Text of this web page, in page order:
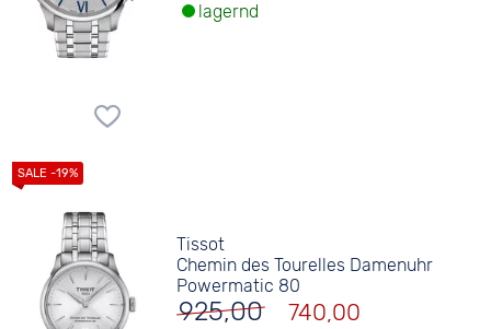
lagernd
Tissot
Chemin des Tourelles Damenuhr
Powermatic 80
925,00 740,00